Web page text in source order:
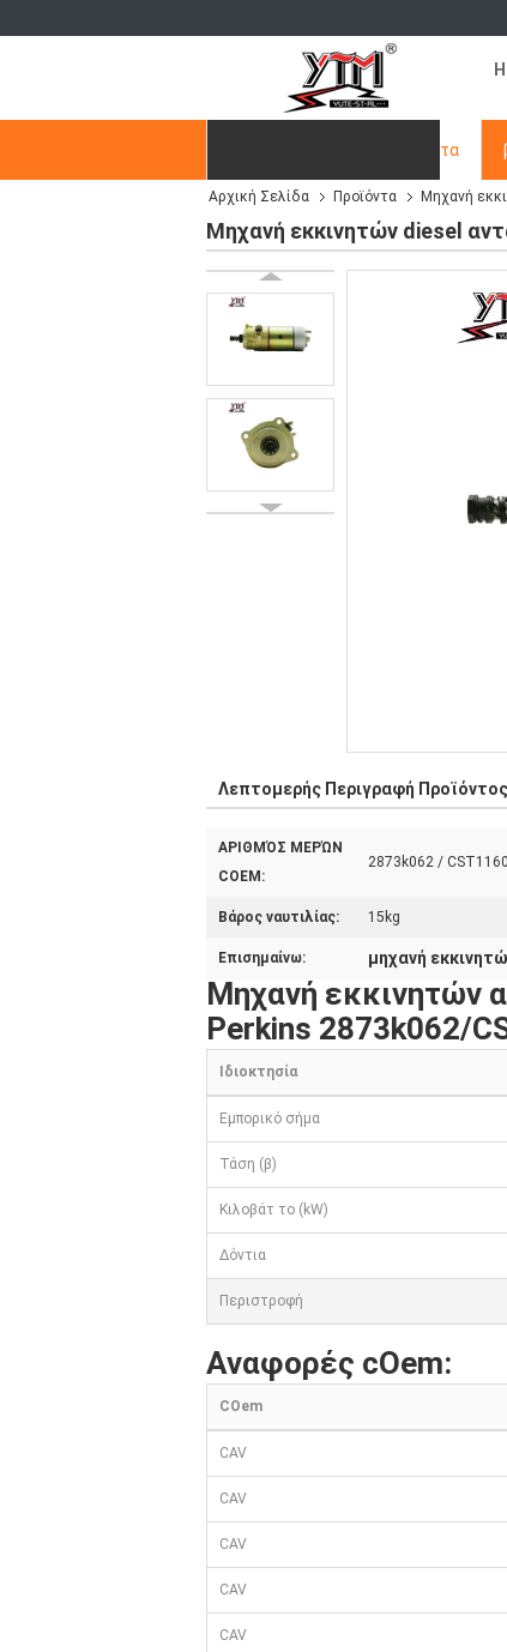
Προϊόντα
Ζητήστε ένα απόσπασμα
Αρχική Σελίδα Προϊόντα Μηχανή
Μηχανή εκκινητών diesel
Λεπτομερής Περιγραφή Προϊόντος
ΑΡΙΘΜΌΣ ΜΕΡΏΝ
COEM:
2873k062 /
Βάρος ναυτιλίας: 15kg
Επισημαίνω: μηχανή
Μηχανή εκκινητών
Perkins 2873k062/
Ιδιοκτησία
Εμπορικό σήμα
Τάση (β)
Κιλοβάτ το (kW)
Δόντια
Περιστροφή
Αναφορές cOem:
COem
CAV
CAV
CAV
CAV
CAV